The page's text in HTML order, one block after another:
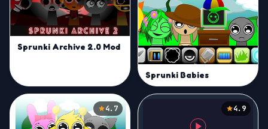
Sprunki Archive 2.0 Mod
Sprunki Babies
4.7 4.9